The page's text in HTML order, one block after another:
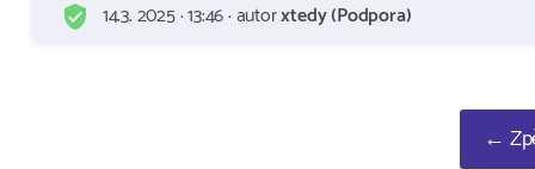
14.3. 2025 · 13:46 · autorxtedy (Podpora)
←